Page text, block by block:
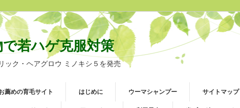
若ハゲ克服対策
ック・ヘアグロウ ミノキシ５を発売
薦めの育毛サイト はじめに ウーマシャンプー サイトマップ